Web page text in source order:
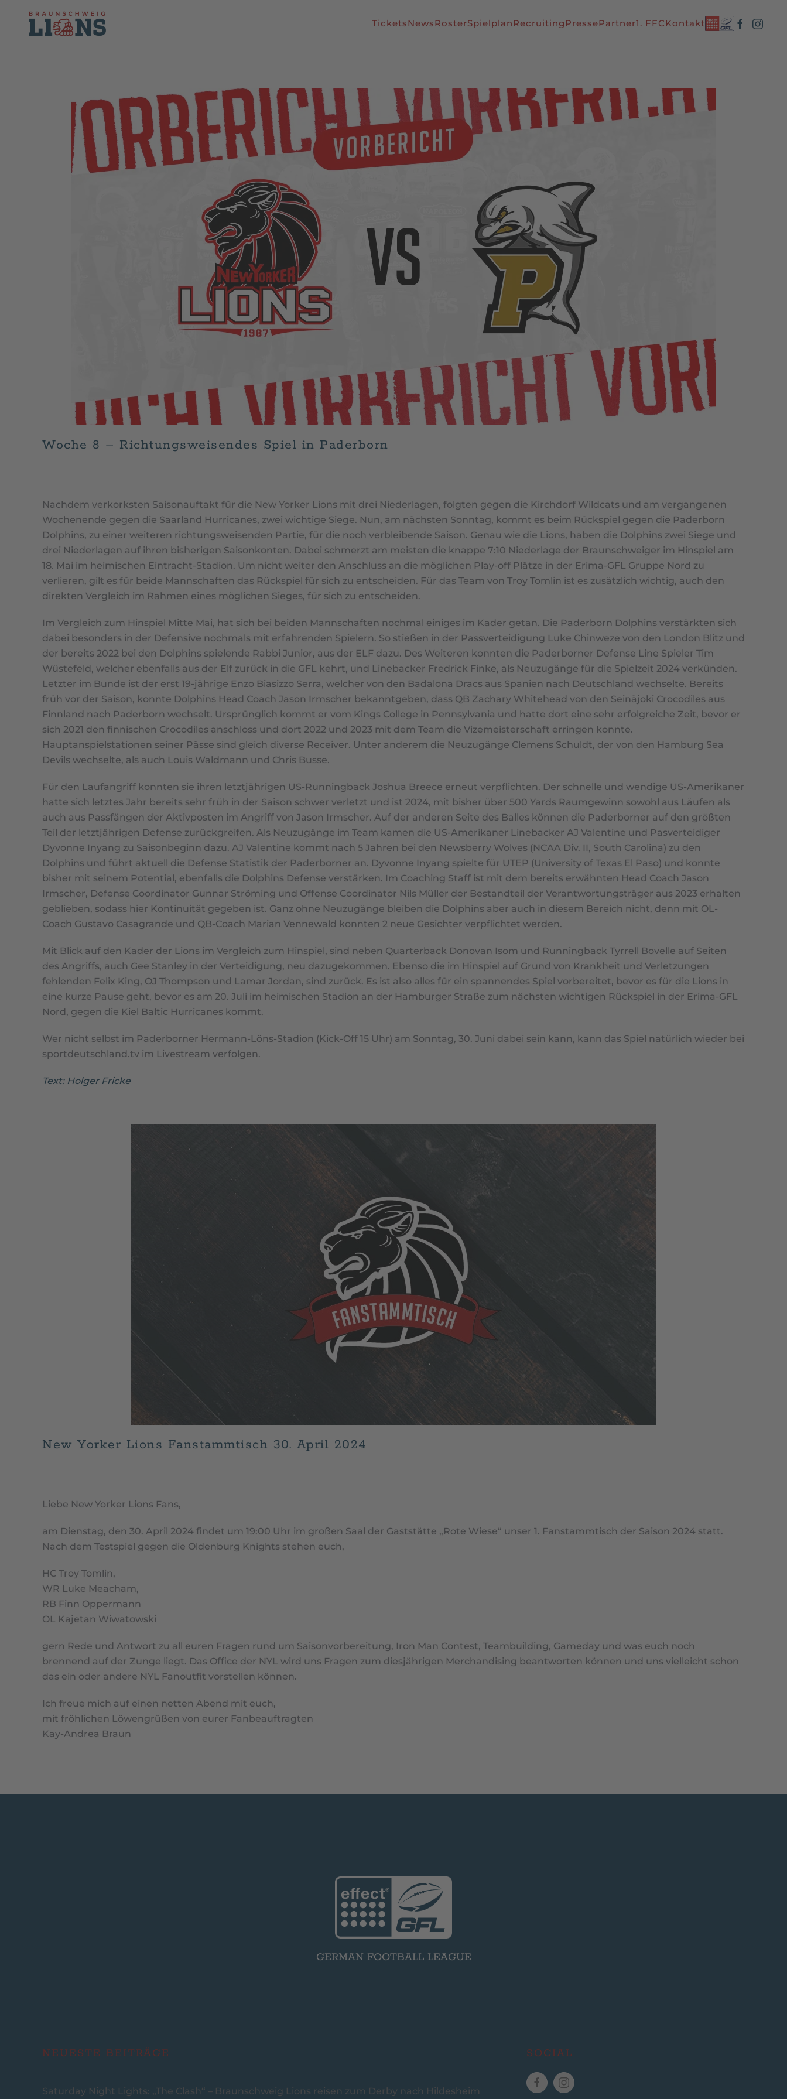
Skip to main content TicketsNewsRosterSpielplanRecruitingPressePartner1. FFCKontakt
Woche 8 – Richtungsweisendes Spiel in Paderborn
Nachdem verkorksten Saisonauftakt für die New Yorker Lions mit drei Niederlagen, folgten gegen die Kirchdorf Wildcats und am vergangenen
Wochenende gegen die Saarland Hurricanes, zwei wichtige Siege. Nun, am nächsten Sonntag, kommt es beim Rückspiel gegen die Paderborn
Dolphins, zu einer weiteren richtungsweisenden Partie, für die noch verbleibende Saison. Genau wie die Lions, haben die Dolphins zwei Siege und
drei Niederlagen auf ihren bisherigen Saisonkonten. Dabei schmerzt am meisten die knappe 7:10 Niederlage der Braunschweiger im Hinspiel am
18. Mai im heimischen Eintracht-Stadion. Um nicht weiter den Anschluss an die möglichen Play-off Plätze in der Erima-GFL Gruppe Nord zu
verlieren, gilt es für beide Mannschaften das Rückspiel für sich zu entscheiden. Für das Team von Troy Tomlin ist es zusätzlich wichtig, auch den
direkten Vergleich im Rahmen eines möglichen Sieges, für sich zu entscheiden.
Im Vergleich zum Hinspiel Mitte Mai, hat sich bei beiden Mannschaften nochmal einiges im Kader getan. Die Paderborn Dolphins verstärkten sich
dabei besonders in der Defensive nochmals mit erfahrenden Spielern. So stießen in der Passverteidigung Luke Chinweze von den London Blitz und
der bereits 2022 bei den Dolphins spielende Rabbi Junior, aus der ELF dazu. Des Weiteren konnten die Paderborner Defense Line Spieler Tim
Wüstefeld, welcher ebenfalls aus der Elf zurück in die GFL kehrt, und Linebacker Fredrick Finke, als Neuzugänge für die Spielzeit 2024 verkünden.
Letzter im Bunde ist der erst 19-jährige Enzo Biasizzo Serra, welcher von den Badalona Dracs aus Spanien nach Deutschland wechselte. Bereits
früh vor der Saison, konnte Dolphins Head Coach Jason Irmscher bekanntgeben, dass QB Zachary Whitehead von den Seinäjoki Crocodiles aus
Finnland nach Paderborn wechselt. Ursprünglich kommt er vom Kings College in Pennsylvania und hatte dort eine sehr erfolgreiche Zeit, bevor er
sich 2021 den finnischen Crocodiles anschloss und dort 2022 und 2023 mit dem Team die Vizemeisterschaft erringen konnte.
Hauptanspielstationen seiner Pässe sind gleich diverse Receiver. Unter anderem die Neuzugänge Clemens Schuldt, der von den Hamburg Sea
Devils wechselte, als auch Louis Waldmann und Chris Busse.
Für den Laufangriff konnten sie ihren letztjährigen US-Runningback Joshua Breece erneut verpflichten. Der schnelle und wendige US-Amerikaner
hatte sich letztes Jahr bereits sehr früh in der Saison schwer verletzt und ist 2024, mit bisher über 500 Yards Raumgewinn sowohl aus Läufen als
auch aus Passfängen der Aktivposten im Angriff von Jason Irmscher. Auf der anderen Seite des Balles können die Paderborner auf den größten
Teil der letztjährigen Defense zurückgreifen. Als Neuzugänge im Team kamen die US-Amerikaner Linebacker AJ Valentine und Pasverteidiger
Dyvonne Inyang zu Saisonbeginn dazu. AJ Valentine kommt nach 5 Jahren bei den Newsberry Wolves (NCAA Div. II, South Carolina) zu den
Dolphins und führt aktuell die Defense Statistik der Paderborner an. Dyvonne Inyang spielte für UTEP (University of Texas El Paso) und konnte
bisher mit seinem Potential, ebenfalls die Dolphins Defense verstärken. Im Coaching Staff ist mit dem bereits erwähnten Head Coach Jason
Irmscher, Defense Coordinator Gunnar Ströming und Offense Coordinator Nils Müller der Bestandteil der Verantwortungsträger aus 2023 erhalten
geblieben, sodass hier Kontinuität gegeben ist. Ganz ohne Neuzugänge bleiben die Dolphins aber auch in diesem Bereich nicht, denn mit OL-
Coach Gustavo Casagrande und QB-Coach Marian Vennewald konnten 2 neue Gesichter verpflichtet werden.
Mit Blick auf den Kader der Lions im Vergleich zum Hinspiel, sind neben Quarterback Donovan Isom und Runningback Tyrrell Bovelle auf Seiten
des Angriffs, auch Gee Stanley in der Verteidigung, neu dazugekommen. Ebenso die im Hinspiel auf Grund von Krankheit und Verletzungen
fehlenden Felix King, OJ Thompson und Lamar Jordan, sind zurück. Es ist also alles für ein spannendes Spiel vorbereitet, bevor es für die Lions in
eine kurze Pause geht, bevor es am 20. Juli im heimischen Stadion an der Hamburger Straße zum nächsten wichtigen Rückspiel in der Erima-GFL
Nord, gegen die Kiel Baltic Hurricanes kommt.
Wer nicht selbst im Paderborner Hermann-Löns-Stadion (Kick-Off 15 Uhr) am Sonntag, 30. Juni dabei sein kann, kann das Spiel natürlich wieder bei
sportdeutschland.tv im Livestream verfolgen.
Text: Holger Fricke
New Yorker Lions Fanstammtisch 30. April 2024
Liebe New Yorker Lions Fans,
am Dienstag, den 30. April 2024 findet um 19:00 Uhr im großen Saal der Gaststätte „Rote Wiese“ unser 1. Fanstammtisch der Saison 2024 statt.
Nach dem Testspiel gegen die Oldenburg Knights stehen euch,
HC Troy Tomlin,
WR Luke Meacham,
RB Finn Oppermann
OL Kajetan Wiwatowski
gern Rede und Antwort zu all euren Fragen rund um Saisonvorbereitung, Iron Man Contest, Teambuilding, Gameday und was euch noch
brennend auf der Zunge liegt. Das Office der NYL wird uns Fragen zum diesjährigen Merchandising beantworten können und uns vielleicht schon
das ein oder andere NYL Fanoutfit vorstellen können.
Ich freue mich auf einen netten Abend mit euch,
mit fröhlichen Löwengrüßen von eurer Fanbeauftragten
Kay-Andrea Braun
GERMAN FOOTBALL LEAGUE
NEUESTE BEITRÄGE
Saturday Night Lights: „The Clash“ – Braunschweig Lions reisen zum Derby nach Hildesheim
SOCIAL